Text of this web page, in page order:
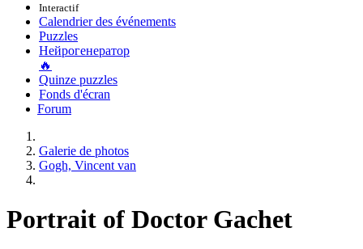
Interactif
Calendrier des événements
Puzzles
Нейрогенератор
🔥
Quinze puzzles
Fonds d'écran
Forum
Galerie de photos
Gogh, Vincent van
Portrait of Doctor Gachet